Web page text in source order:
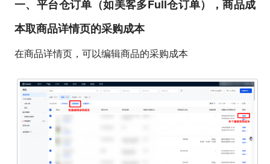
一、 平台仓订单（如美客多Full仓订单），商品成
本取商品详情页的采购成本
在商品详情页，可以编辑商品的采购成本